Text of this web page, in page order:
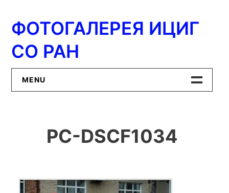
содержимому
ФОТОГАЛЕРЕЯ ИЦИГ
СО РАН
MENU
ИЦиГ СО РАН
PC-DSCF1034